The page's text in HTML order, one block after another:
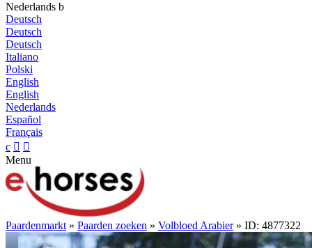
Nederlands b
Deutsch
Deutsch
Deutsch
Italiano
Polski
English
English
Nederlands
Español
Français
c  
Menu
Paardenmarkt » Paarden zoeken » Volbloed Arabier» ID: 4877322